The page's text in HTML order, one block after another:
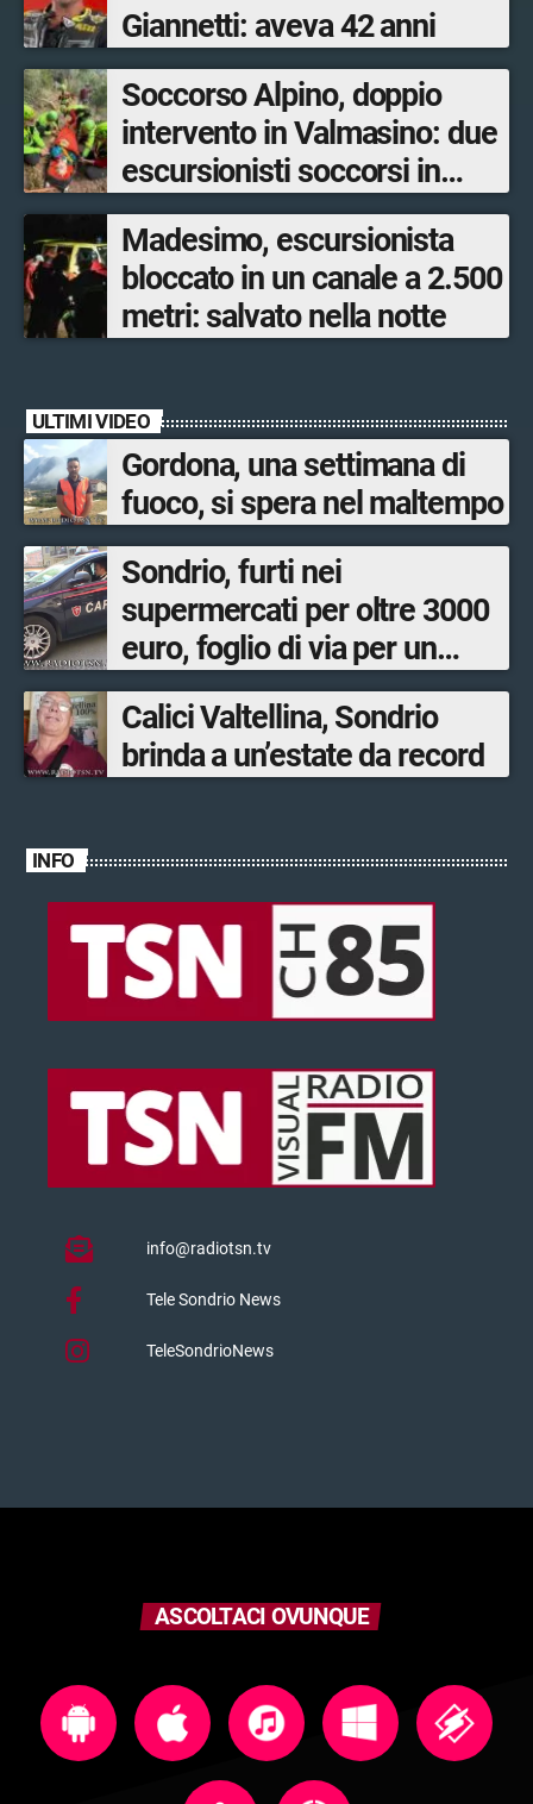
Giannetti: aveva 42 anni
Soccorso Alpino, doppio
intervento in Valmasino: due
escursionisti soccorsi in
poche ore
Madesimo, escursionista
bloccato in un canale a 2.500
metri: salvato nella notte
ULTIMI VIDEO
Gordona, una settimana di
fuoco, si spera nel maltempo
Sondrio, furti nei
supermercati per oltre 3000
euro, foglio di via per un
ventinovenne
Calici Valtellina, Sondrio
brinda a un’estate da record
INFO
info@radiotsn.tv
Tele Sondrio News
TeleSondrioNews
ASCOLTACI OVUNQUE